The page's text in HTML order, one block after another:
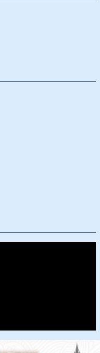
পরীক্ষার কেন্দ্রে
‘বেসরকারি মাদ্রাসার
(সংশোধিত)
খ্রি. ইসলামি আরবি
২০২৩
১ম বর্ষে ভর্তির সময়